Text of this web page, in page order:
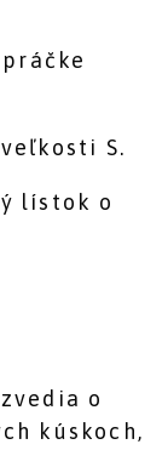
S.
lístok o
o
kúskoch,